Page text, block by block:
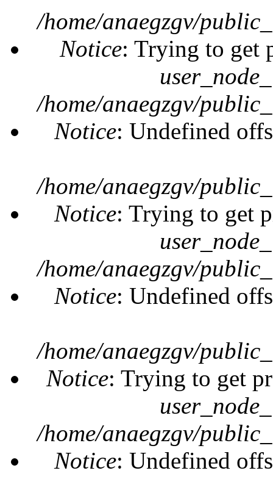
/home/anaegzgv/
Notice: Trying to get
/home/anaegzgv/
Notice: Undefined
/home/anaegzgv/
Notice: Trying to get
/home/anaegzgv/
Notice: Undefined
/home/anaegzgv/
Notice: Trying to get
/home/anaegzgv/
Notice: Undefined